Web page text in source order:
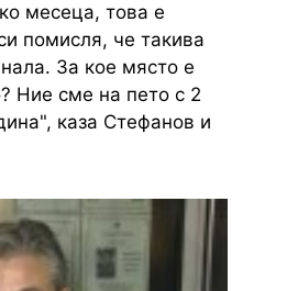
месеца, това е
помисля, че такива
За кое място е
Ние сме на пето с 2
каза Стефанов и